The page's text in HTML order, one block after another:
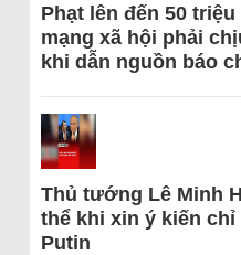
Phạt lên đến 50
mạng xã hội phải
khi dẫn nguồn báo
Thủ tướng Lê Minh
thể khi xin ý kiến
Putin